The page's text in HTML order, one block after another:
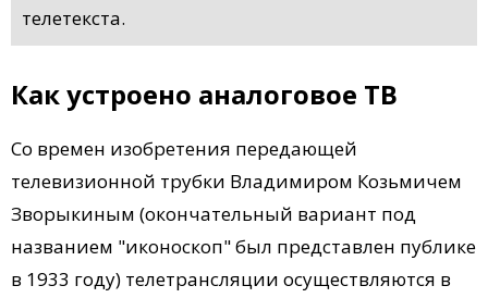
телетекста.
Как устроено аналоговое ТВ
Со времен изобретения передающей
телевизионной трубки Владимиром Козьмичем
Зворыкиным (окончательный вариант под
названием "иконоскоп" был представлен публике
в 1933 году) телетрансляции осуществляются в